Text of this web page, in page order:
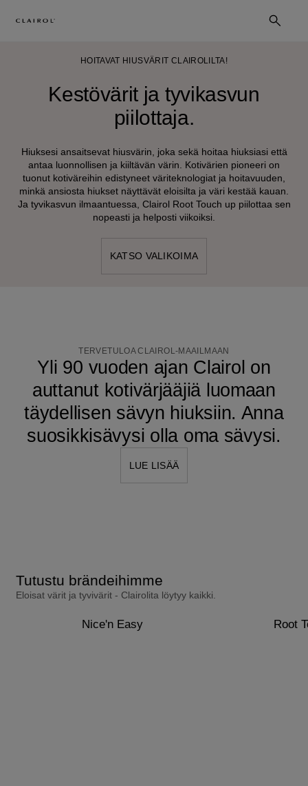
HOITAVAT HIUSVÄRIT CLAIROLILTA!
Kestövärit ja tyvikasvun
piilottaja.
Hiuksesi ansaitsevat hiusvärin, joka sekä hoitaa hiuksiasi että
antaa luonnollisen ja kiiltävän värin. Kotivärien pioneeri on
tuonut kotiväreihin edistyneet väriteknologiat ja hoitavuuden,
minkä ansiosta hiukset näyttävät eloisilta ja väri kestää kauan.
Ja tyvikasvun ilmaantuessa, Clairol Root Touch up piilottaa sen
nopeasti ja helposti viikoiksi.
KATSO VALIKOIMA
TERVETULOA CLAIROL-MAAILMAAN
Yli 90 vuoden ajan Clairol on
auttanut kotivärjääjiä luomaan
täydellisen sävyn hiuksiin. Anna
suosikkisävysi olla oma sävysi.
LUE LISÄÄ
Tutustu brändeihimme
Eloisat värit ja tyvivärit - Clairolita löytyy kaikki.
Nice'n Easy Root